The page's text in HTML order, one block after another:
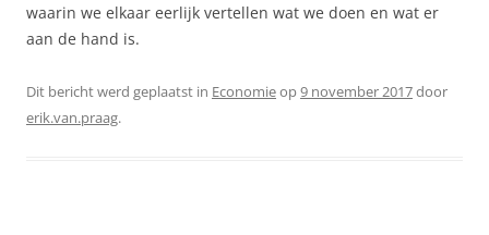
waarin we elkaar eerlijk vertellen wat we doen en wat er
aan de hand is.
Dit bericht werd geplaatst in Economieop9 november 2017door
erik.van.praag.